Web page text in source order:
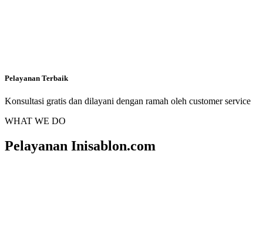
Pelayanan Terbaik
Konsultasi gratis dan dilayani dengan ramah oleh customer service
WHAT WE DO
Pelayanan Inisablon.com